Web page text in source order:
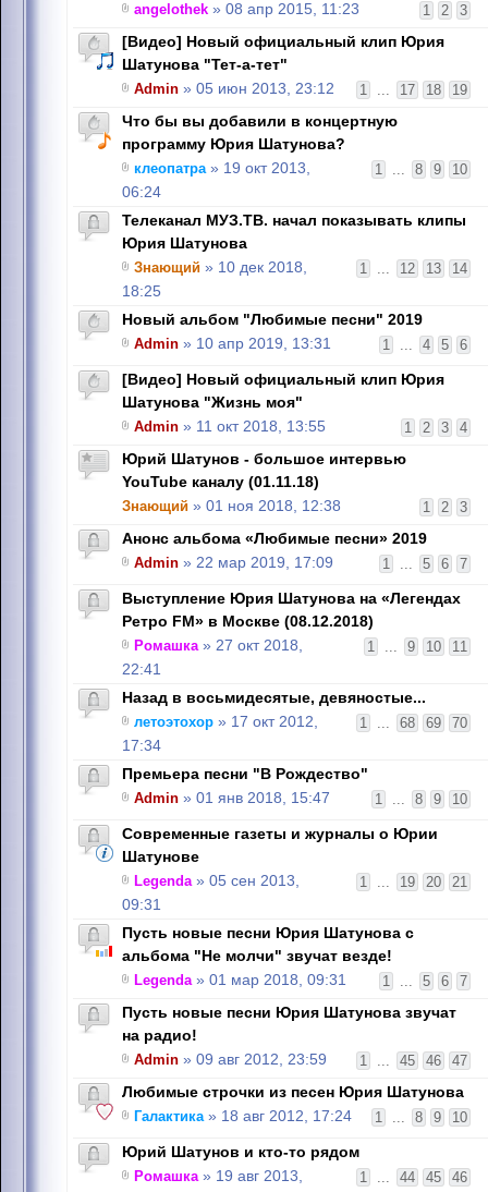
1 2 3
angelothek » 08 апр 2015, 11:23
[Видео] Новый официальный клип Юрия
Шатунова "Тет-а-тет"
1 ... 17 18 19
Admin » 05 июн 2013, 23:12
Что бы вы добавили в концертную
программу Юрия Шатунова?
1 ... 8 9 10
клеопатра» 19 окт 2013,
06:24
Телеканал МУЗ.ТВ. начал показывать клипы
Юрия Шатунова
1 ... 12 13 14
Знающий » 10 дек 2018,
18:25
Новый альбом "Любимые песни" 2019
1 ... 4 5 6
Admin » 10 апр 2019, 13:31
[Видео] Новый официальный клип Юрия
Шатунова "Жизнь моя"
1 2 3 4
Admin » 11 окт 2018, 13:55
Юрий Шатунов - большое интервью
YouTube каналу (01.11.18)
1 2 3
Знающий » 01 ноя 2018, 12:38
Анонс альбома «Любимые песни» 2019
1 ... 5 6 7
Admin » 22 мар 2019, 17:09
Выступление Юрия Шатунова на «Легендах
Ретро FM» в Москве (08.12.2018)
1 ... 9 10 11
Ромашка» 27 окт 2018,
22:41
Назад в восьмидесятые, девяностые...
1 ... 68 69 70
летоэтохор » 17 окт 2012,
17:34
Премьера песни "В Рождество"
1 ... 8 9 10
Admin » 01 янв 2018, 15:47
Современные газеты и журналы о Юрии
Шатунове
1 ... 19 20 21
Legenda» 05 сен 2013,
09:31
Пусть новые песни Юрия Шатунова с
альбома "Не молчи" звучат везде!
1 ... 5 6 7
Legenda» 01 мар 2018, 09:31
Пусть новые песни Юрия Шатунова звучат
на радио!
1 ... 45 46 47
Admin » 09 авг 2012, 23:59
Любимые строчки из песен Юрия Шатунова
1 ... 8 9 10
Галактика» 18 авг 2012, 17:24
Юрий Шатунов и кто-то рядом
1 ... 44 45 46
Ромашка» 19 авг 2013,